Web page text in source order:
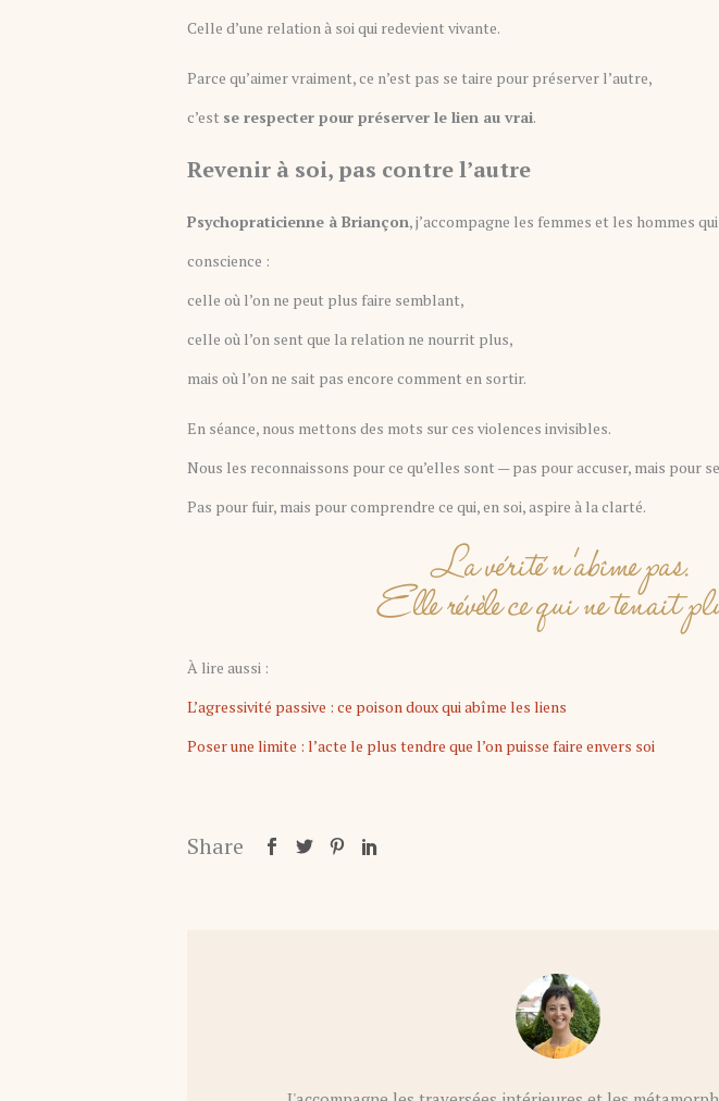
Celle d’une relation à soi qui redevient vivante.
Parce qu’aimer vraiment, ce n’est pas se taire pour préserver l’autre,
c’est se respecter pour préserver le lien au vrai.
Revenir à soi, pas contre l’autre
Psychopraticienne à Briançon, j’accompagne les femmes et les hommes
conscience :
celle où l’on ne peut plus faire semblant,
celle où l’on sent que la relation ne nourrit plus,
mais où l’on ne sait pas encore comment en sortir.
En séance, nous mettons des mots sur ces violences invisibles.
Nous les reconnaissons pour ce qu’elles sont — pas pour accuser, mais pour
Pas pour fuir, mais pour comprendre ce qui, en soi, aspire à la clarté.
La vérité n’abîme pas.
Elle révèle ce qui ne tenait
À lire aussi :
L’agressivité passive : ce poison doux qui abîme les liens
Poser une limite : l’acte le plus tendre que l’on puisse faire envers soi
Share